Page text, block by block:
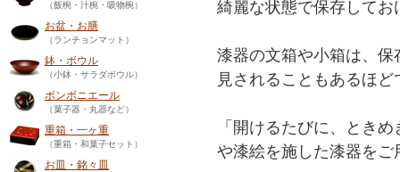
（飯椀・汁椀・吸物椀）
お盆・お膳
（ランチョンマット）
鉢・ボウル
（小鉢・サラダボウル）
ボンボニエール
（菓子器・丸器など）
重箱・一ヶ重
（重箱・和菓子セット）
お皿・銘々皿
綺麗な状態で保存して
漆器の文箱や小箱は、
見されることもあるほど
「開けるたびに、とき
や漆絵を施した漆器を